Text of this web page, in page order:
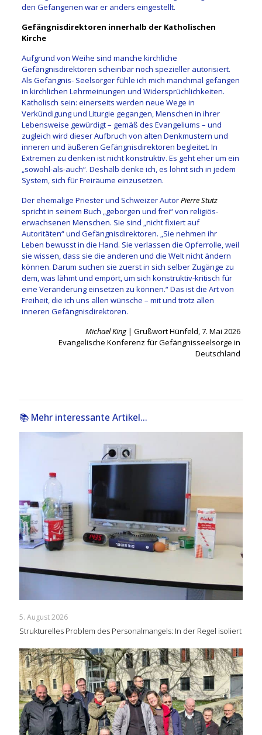
den Gefangenen war er anders eingestellt.
Gefängnisdirektoren innerhalb der Katholischen
Kirche
Aufgrund von Weihe sind manche kirchliche
Gefängnisdirektoren scheinbar noch spezieller autorisiert.
Als Gefängnis- Seelsorger fühle ich mich manchmal gefangen
in kirchlichen Lehrmeinungen und Widersprüchlichkeiten.
Katholisch sein: einerseits werden neue Wege in
Verkündigung und Liturgie gegangen, Menschen in ihrer
Lebensweise gewürdigt – gemäß des Evangeliums – und
zugleich wird dieser Aufbruch von alten Denkmustern und
inneren und äußeren Gefängnisdirektoren begleitet. In
Extremen zu denken ist nicht konstruktiv. Es geht eher um ein
„sowohl-als-auch“. Deshalb denke ich, es lohnt sich in jedem
System, sich für Freiräume einzusetzen.
Der ehemalige Priester und Schweizer AutorPierre Stutz
spricht in seinem Buch „geborgen und frei“ von religiös-
erwachsenen Menschen. Sie sind „nicht fixiert auf
Autoritäten“ und Gefängnisdirektoren. „Sie nehmen ihr
Leben bewusst in die Hand. Sie verlassen die Opferrolle, weil
sie wissen, dass sie die anderen und die Welt nicht ändern
können. Darum suchen sie zuerst in sich selber Zugänge zu
dem, was lähmt und empört, um sich konstruktiv-kritisch für
eine Veränderung einsetzen zu können.“ Das ist die Art von
Freiheit, die ich uns allen wünsche – mit und trotz allen
inneren Gefängnisdirektoren.
Michael King | Grußwort Hünfeld, 7. Mai 2026
Evangelische Konferenz für Gefängnisseelsorge in
Deutschland
📚 Mehr interessante Artikel...
5. August 2026
Strukturelles Problem des Personalmangels: In der Regel isoliert